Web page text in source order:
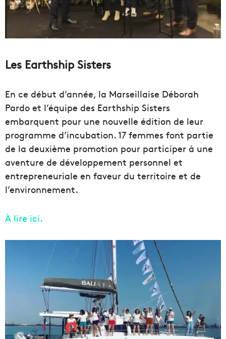
Les Earthship Sisters
En ce début d’année, la Marseillaise Déborah
Pardo et l’équipe des Earthship Sisters
embarquent pour une nouvelle édition de leur
programme d’incubation. 17 femmes font partie
de la deuxième promotion pour participer à une
aventure de développement personnel et
entrepreneuriale en faveur du territoire et de
l’environnement.
À lire ici.